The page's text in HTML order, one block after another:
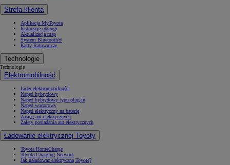
Strefa klienta
Aplikacja MyToyota
Instrukcje obsługi
Aktualizacja map
System Bluetooth®
Karty Ratownicze
Technologie
Technologie
Elektromobilność
Lider elektromobilności
Napęd hybrydowy
Napęd hybrydowy typu plug-in
Napęd wodorowy
Napęd elektryczny na baterię
Zasięg aut elektrycznych
Zalety posiadania aut elektrycznych
Ładowanie elektrycznej Toyoty
Toyota HomeCharge
Toyota Charging Network
Jak naładować elektryczną Toyotę?